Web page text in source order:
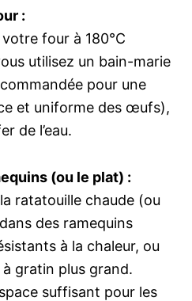
:
four à 180°C
utilisez un bain-marie
pour une
et uniforme des œufs),
de l’eau.
(ou le plat) :
ratatouille chaude (ou
des ramequins
à la chaleur, ou
gratin plus grand.
suffisant pour les